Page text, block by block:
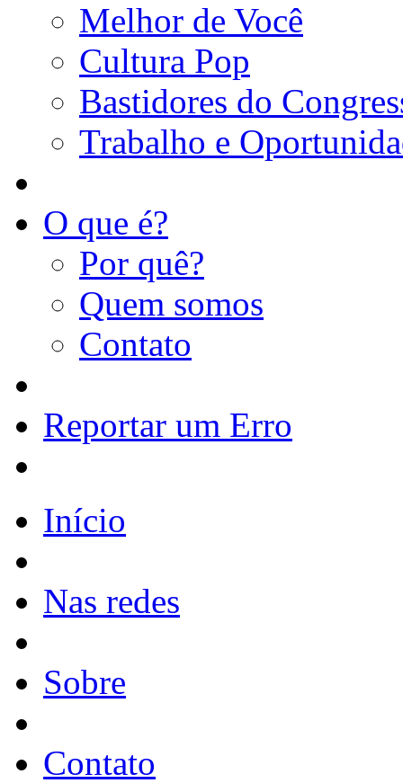
Melhor de Você
Cultura Pop
Bastidores do
Trabalho e
O que é?
Por quê?
Quem somos
Contato
Reportar um Erro
Início
Nas redes
Sobre
Contato